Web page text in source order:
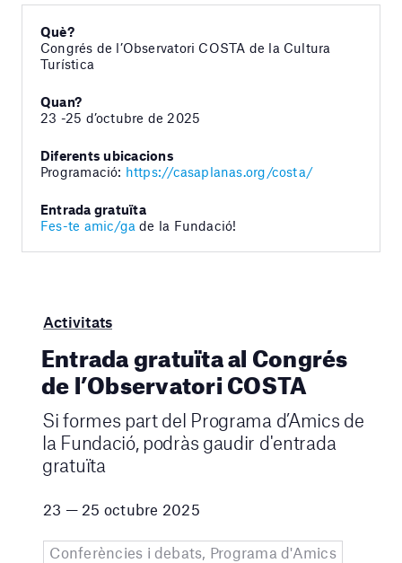
Què?
Congrés de l’Observatori COSTA de la Cultura
Turística
Quan?
23 -25 d’octubre de 2025
Diferents ubicacions
Programació: https://casaplanas.org/costa/
Entrada gratuïta
Fes-te amic/ga de la Fundació!
Activitats
Entrada gratuïta al Congrés
de l’Observatori COSTA
Si formes part del Programa d’Amics de
la Fundació, podràs gaudir d'entrada
gratuïta
23 — 25 octubre 2025
Conferències i debats, Programa d'Amics